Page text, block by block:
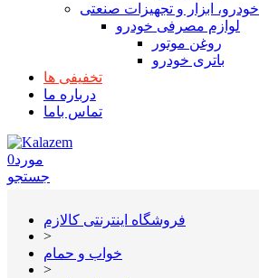
خودرو، ابزار و تجهیزات صنعتی
لوازم مصرفی خودرو
روغن موتور
باتری خودرو
تخفیفی ها
درباره ما
تماس باما
0مورد
جستجو
فروشگاه اینترنتی کالازم
>
خواب و حمام
>